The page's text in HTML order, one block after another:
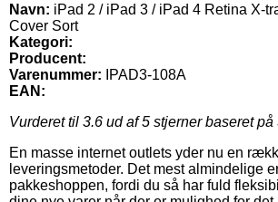
Navn: iPad 2 / iPad 3 / iPad 4 Retina X-
Cover Sort
Kategori:
Producent:
Varenummer:
IPAD3-108A
EAN:
Vurderet til 3.6 ud af 5 stjerner baseret på
En masse internet outlets yder nu en
leveringsmetoder. Det mest almindelige
pakkeshoppen, fordi du så har fuld